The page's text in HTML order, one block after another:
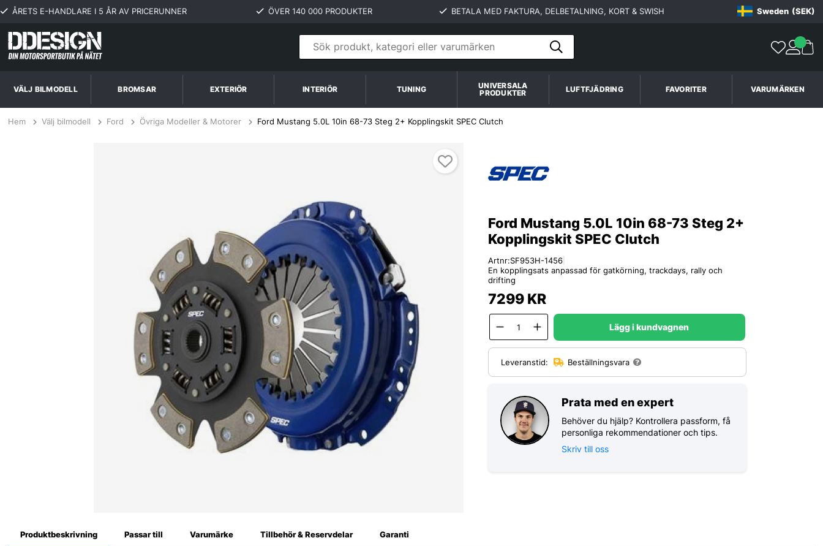
ÅRETS E-HANDLARE I 5 ÅR AV PRICERUNNER ÖVER 140 000 PRODUKTER BETALA MED FAKTURA, DELBETALNING, KORT & SWISH Sweden (SEK)
VÄLJ BILMODELL BROMSAR EXTERIÖR INTERIÖR TUNING
UNIVERSALA
PRODUKTER
LUFTFJÄDRING FAVORITER VARUMÄRKEN
Hem Välj bilmodell Ford Övriga Modeller & Motorer Ford Mustang 5.0L 10in 68-73 Steg 2+ Kopplingskit SPEC Clutch
Ford Mustang 5.0L 10in 68-73 Steg 2+
Kopplingskit SPEC Clutch
Artnr:SF953H-1456
En kopplingsats anpassad för gatkörning, trackdays, rally och
drifting
7299 KR
Lägg i kundvagnen
Leveranstid: Beställningsvara
Prata med en expert
Behöver du hjälp? Kontrollera passform, få
personliga rekommendationer och tips.
Skriv till oss
Produktbeskrivning Passar till Varumärke Tillbehör & Reservdelar Garanti